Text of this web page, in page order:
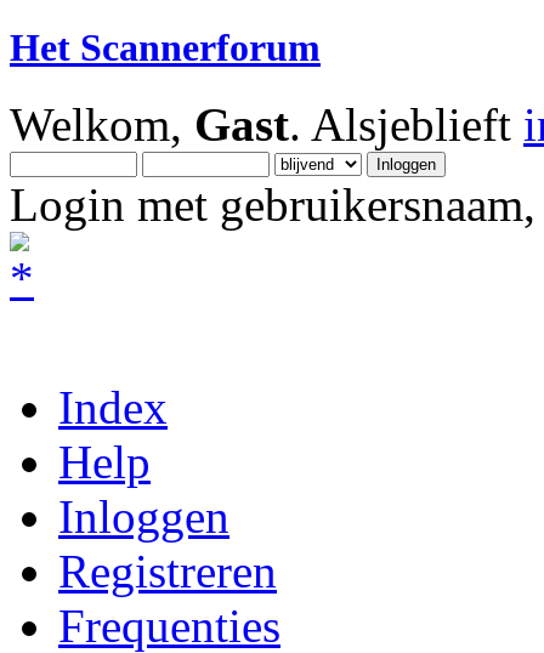
Het Scannerforum
Welkom, Gast. Alsjeblieft
Login met
Index
Help
Inloggen
Registreren
Frequenties